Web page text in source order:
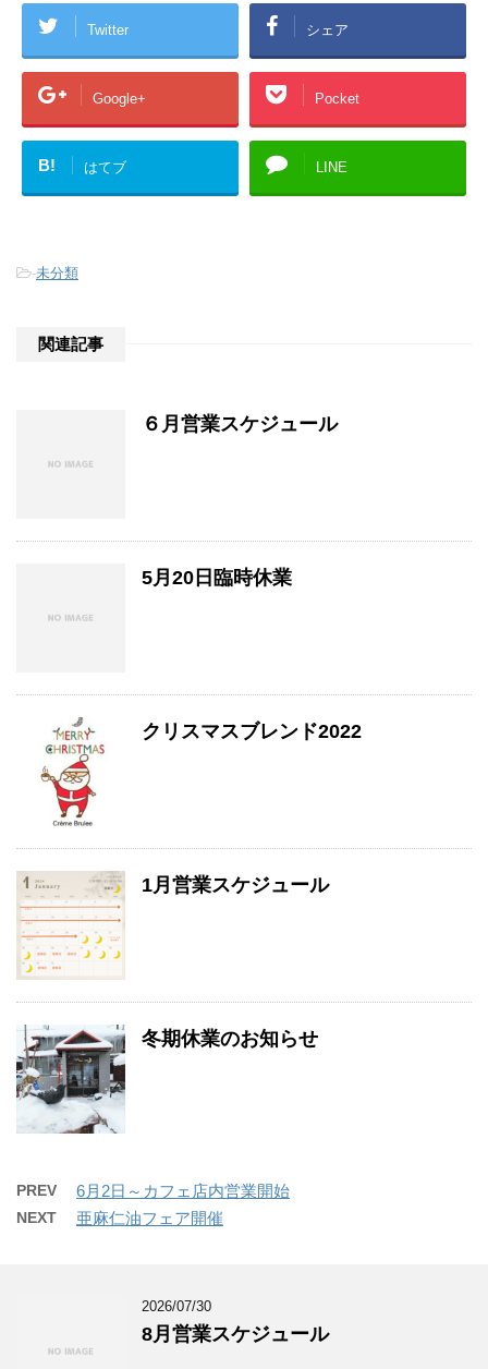
Twitter シェア
Google+ Pocket
B! はてブ LINE
-未分類
関連記事
６月営業スケジュール
5月20日臨時休業
クリスマスブレンド2022
1月営業スケジュール
冬期休業のお知らせ
PREV 6月2日～カフェ店内営業開始
NEXT 亜麻仁油フェア開催
2026/07/30
8月営業スケジュール